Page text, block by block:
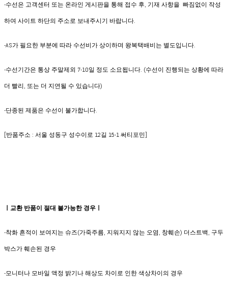
-수선은 고객센터 또는 온라인 게시판을 통해 접수 후, 기재 사항을 빠짐없이 작성
하여 사이트 하단의 주소로 보내주시기 바랍니다.
-AS가 필요한 부분에 따라 수선비가 상이하며 왕복택배비는 별도입니다.
-수선기간은 통상 주말제외 7-10일 정도 소요됩니다. (수선이 진행되는 상황에 따라
더 빨리, 또는 더 지연될 수 있습니다)
-단종된 제품은 수선이 불가합니다.
[반품주소 : 서울 성동구 성수이로 12길 15-1 써티포민]
ㅣ교환 반품이 절대 불가능한 경우ㅣ
-착화 흔적이 보여지는 슈즈(가죽주름, 지워지지 않는 오염, 창훼손) 더스트백, 구두
박스가 훼손된 경우
-모니터나 모바일 액정 밝기나 해상도 차이로 인한 색상차이의 경우